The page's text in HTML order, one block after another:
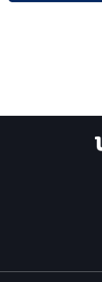
planteamiento
modelo, así
estudio del